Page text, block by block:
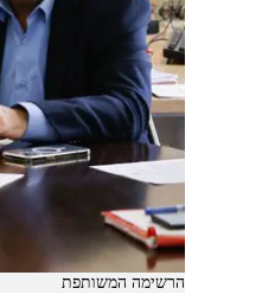
הרשימה המשותפת